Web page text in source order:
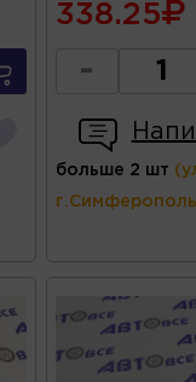
338.25
-
больше 2 шт